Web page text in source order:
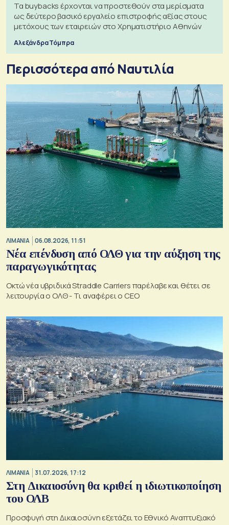
Τα buybacks έρχονται να προστεθούν στα μερίσματα
ως δεύτερο βασικό εργαλείο επιστροφής αξίας στους
μετόχους των εταιρειών στο Χρηματιστήριο Αθηνών
Αλεξάνδρα Τόμπρα
Περισσότερα από Ναυτιλία
ΛΙΜΑΝΙΑ 06.08.2026, 11:51
Νέα επένδυση από ΟΛΘ για την αύξηση της
παραγωγικότητας
Οκτώ νέα υβριδικά Straddle Carriers παρέλαβε και θέτει σε
λειτουργία ο ΟΛΘ - Τι αναφέρει ο CEO
ΛΙΜΑΝΙΑ 31.07.2026, 17:12
Στη Δικαιοσύνη θα κριθεί η ιδιωτικοποίηση
του ΟΛΒ
Προσφυγή στη Δικαιοσύνη εξετάζει το Εθνικό Αναπτυξιακό